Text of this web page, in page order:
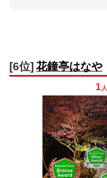
[6位] 花鐘亭はなや
1 人